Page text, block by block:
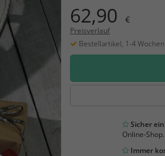
62,90 €
Preisverlauf
Bestellartikel, 1-4
Sicher
Online-Shop.
Immer